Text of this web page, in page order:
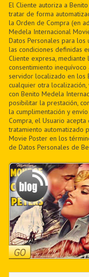
El Cliente autoriza a
tratar de forma
la Orden de Compra (en
Medela Internacional
Datos Personales para los
las condiciones definidas
Cliente expresa, mediante
consentimiento
servidor localizado en los
cualquier otra
con Benito Medela
posibilitar la prestación,
la cumplimentación y
Compra, el Usuario
tratamiento automatizado
Movie Poster en los
de Datos Personales de